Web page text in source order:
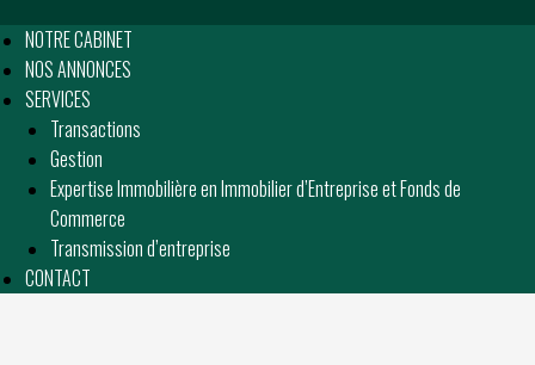
NOTRE CABINET
NOS ANNONCES
SERVICES
Transactions
Gestion
Expertise Immobilière en Immobilier d’Entreprise et Fonds de
Commerce
Transmission d’entreprise
CONTACT